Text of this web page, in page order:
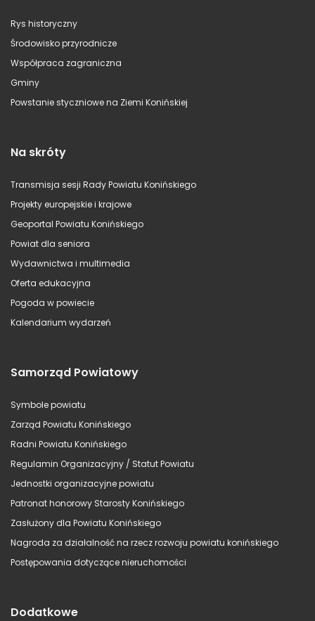
Rys historyczny
Środowisko przyrodnicze
Współpraca zagraniczna
Gminy
Powstanie styczniowe na Ziemi Konińskiej
Na skróty
Transmisja sesji Rady Powiatu Konińskiego
Projekty europejskie i krajowe
Geoportal Powiatu Konińskiego
Powiat dla seniora
Wydawnictwa i multimedia
Oferta edukacyjna
Pogoda w powiecie
Kalendarium wydarzeń
Samorząd Powiatowy
Symbole powiatu
Zarząd Powiatu Konińskiego
Radni Powiatu Konińskiego
Regulamin Organizacyjny / Statut Powiatu
Jednostki organizacyjne powiatu
Patronat honorowy Starosty Konińskiego
Zasłużony dla Powiatu Konińskiego
Nagroda za działalność na rzecz rozwoju powiatu konińskiego
Postępowania dotyczące nieruchomości
Dodatkowe